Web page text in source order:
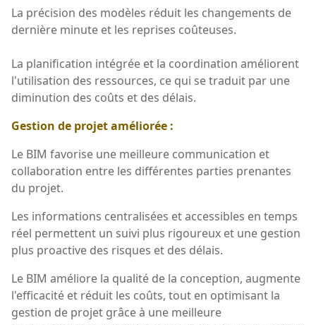
La précision des modèles réduit les changements de
dernière minute et les reprises coûteuses.
La planification intégrée et la coordination améliorent
l'utilisation des ressources, ce qui se traduit par une
diminution des coûts et des délais.
Gestion de projet améliorée :
Le BIM favorise une meilleure communication et
collaboration entre les différentes parties prenantes
du projet.
Les informations centralisées et accessibles en temps
réel permettent un suivi plus rigoureux et une gestion
plus proactive des risques et des délais.
Le BIM améliore la qualité de la conception, augmente
l'efficacité et réduit les coûts, tout en optimisant la
gestion de projet grâce à une meilleure